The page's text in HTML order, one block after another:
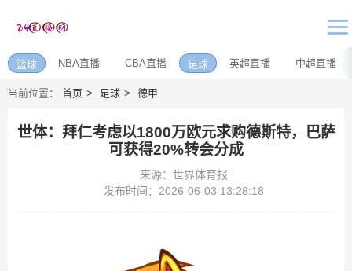
篮球 NBA直播 CBA直播 足球 英超直播 中超直播
当前位置： 首页 足球 德甲
世体：拜仁考虑以1800万欧元求购德斯特，巴萨
可获得20%转会分成
来源：世界体育报
发布时间：2026-06-03 13:28:18